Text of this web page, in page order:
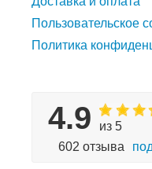
Пользовательское
Политика
4.9
из 5
602 отзыва